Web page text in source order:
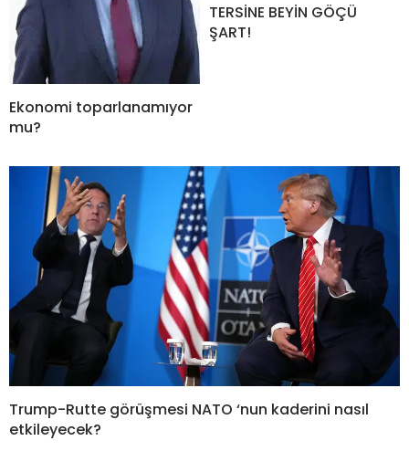
Ekonomi toparlanamıyor
mu?
TERSİNE BEYİN GÖÇÜ
ŞART!
Trump-Rutte görüşmesi NATO ‘nun kaderini nasıl
etkileyecek?